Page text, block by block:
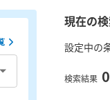
現在の
設定中の
検索結果 0